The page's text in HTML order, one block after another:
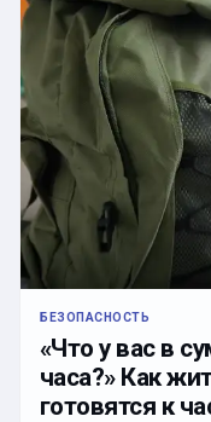
БЕЗОПАСНОСТЬ
«Что у вас в
часа?» Как
готовятся к